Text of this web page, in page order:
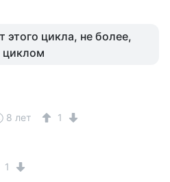
цикла, не более,
циклом
8 лет 1
1